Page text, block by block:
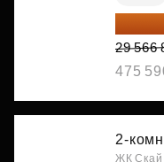
24
29 566
475
2-
ЖК Скай